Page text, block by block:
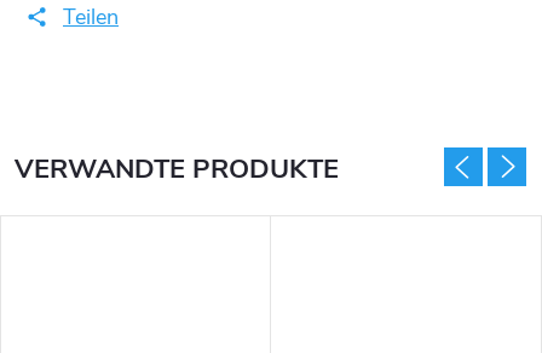
Teilen
VERWANDTE PRODUKTE